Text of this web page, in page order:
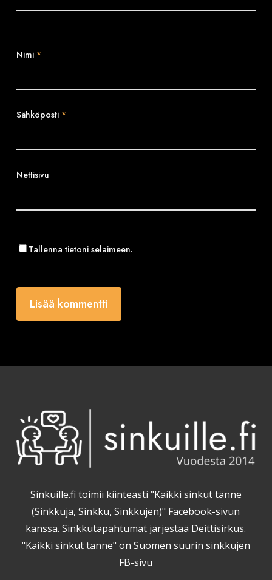
Nimi *
Sähköposti *
Nettisivu
Tallenna tietoni selaimeen.
Sinkuille.fi toimii kiinteästi "Kaikki sinkut tänne
(Sinkkuja, Sinkku, Sinkkujen)" Facebook-sivun
kanssa. Sinkkutapahtumat järjestää Deittisirkus.
"Kaikki sinkut tänne" on Suomen suurin sinkkujen
FB-sivu